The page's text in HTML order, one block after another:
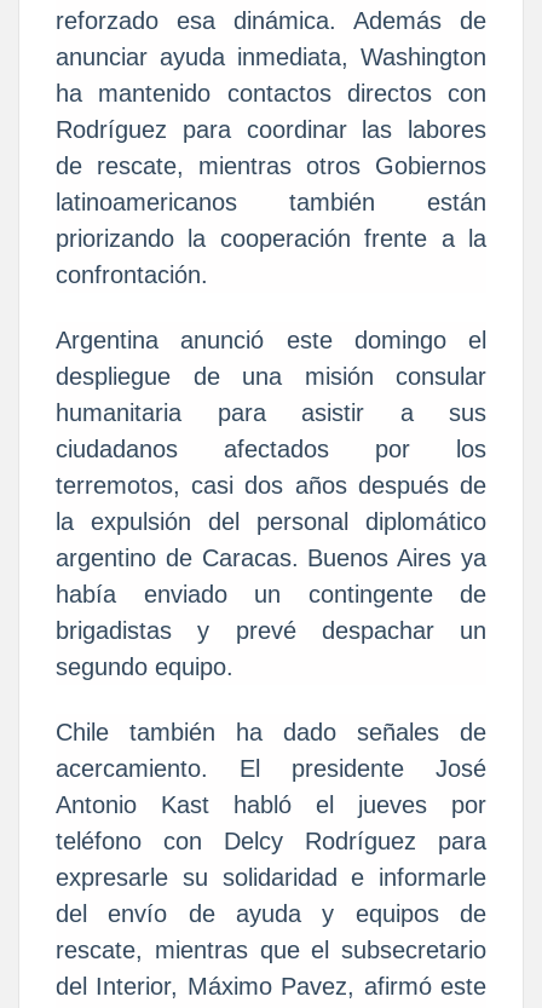
reforzado esa dinámica. Además de
anunciar ayuda inmediata, Washington
ha mantenido contactos directos con
Rodríguez para coordinar las labores
de rescate, mientras otros Gobiernos
latinoamericanos también están
priorizando la cooperación frente a la
confrontación.
Argentina anunció este domingo el
despliegue de una misión consular
humanitaria para asistir a sus
ciudadanos afectados por los
terremotos, casi dos años después de
la expulsión del personal diplomático
argentino de Caracas. Buenos Aires ya
había enviado un contingente de
brigadistas y prevé despachar un
segundo equipo.
Chile también ha dado señales de
acercamiento. El presidente José
Antonio Kast habló el jueves por
teléfono con Delcy Rodríguez para
expresarle su solidaridad e informarle
del envío de ayuda y equipos de
rescate, mientras que el subsecretario
del Interior, Máximo Pavez, afirmó este